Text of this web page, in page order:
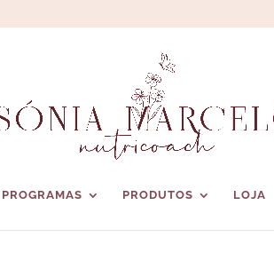
PROGRAMAS PRODUTOS LOJA